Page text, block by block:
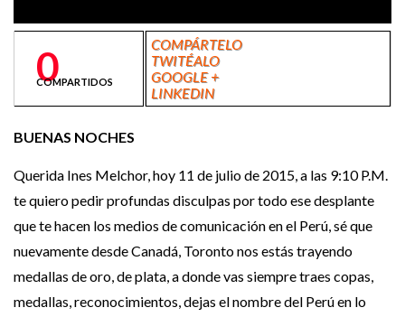
COMPÁRTELO
TWITÉALO
GOOGLE +
LINKEDIN
0
COMPARTIDOS
BUENAS NOCHES
Querida Ines Melchor, hoy 11 de julio de 2015, a las 9:10 P.M.
te quiero pedir profundas disculpas por todo ese desplante
que te hacen los medios de comunicación en el Perú, sé que
nuevamente desde Canadá, Toronto nos estás trayendo
medallas de oro, de plata, a donde vas siempre traes copas,
medallas, reconocimientos, dejas el nombre del Perú en lo